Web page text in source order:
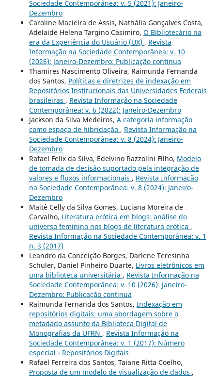
Sociedade Contemporânea: v. 5 (2021): Janeiro-
Dezembro
Caroline Macieira de Assis, Nathália Gonçalves Costa,
Adelaide Helena Targino Casimiro, O Bibliotecário na
era da Experiência do Usuário (UX) , Revista
Informação na Sociedade Contemporânea: v. 10
(2026): Janeiro-Dezembro: Publicação continua
Thamires Nascimento Oliveira, Raimunda Fernanda
dos Santos, Políticas e diretrizes de indexação em
Repositórios Institucionais das Universidades Federais
brasileiras , Revista Informação na Sociedade
Contemporânea: v. 6 (2022): Janeiro-Dezembro
Jackson da Silva Medeiros, A categoria informação
como espaço de hibridação , Revista Informação na
Sociedade Contemporânea: v. 8 (2024): Janeiro-
Dezembro
Rafael Felix da Silva, Edelvino Razzolini Filho, Modelo
de tomada de decisão suportado pela integração de
valores e fluxos informacionais , Revista Informação
na Sociedade Contemporânea: v. 8 (2024): Janeiro-
Dezembro
Maitê Celly da Silva Gomes, Luciana Moreira de
Carvalho, Literatura erótica em blogs: análise do
universo feminino nos blogs de literatura erótica ,
Revista Informação na Sociedade Contemporânea: v. 1
n. 3 (2017)
Leandro da Conceição Borges, Darlene Teresinha
Schuler, Daniel Pinheiro Duarte, Livros eletrônicos em
uma biblioteca universitária , Revista Informação na
Sociedade Contemporânea: v. 10 (2026): Janeiro-
Dezembro: Publicação continua
Raimunda Fernanda dos Santos, Indexação em
repositórios digitais: uma abordagem sobre o
metadado assunto da Biblioteca Digital de
Monografias da UFRN , Revista Informação na
Sociedade Contemporânea: v. 1 (2017): Número
especial - Repositórios Digitais
Rafael Ferreira dos Santos, Taiane Ritta Coelho,
Proposta de um modelo de visualização de dados ,